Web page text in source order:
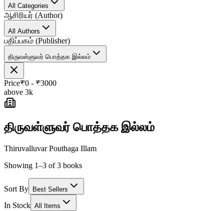
All Categories
ஆசிரியர் (Author)
All Authors
பதிப்பகம் (Publisher)
திருவள்ளுவர் பொத்தக இல்லம்
Price₹0 - ₹3000
above 3k
திருவள்ளுவர் பொத்தக இல்லம்
Thiruvalluvar Pouthaga Illam
Showing 1–3 of 3 books
Sort By Best Sellers
In Stock All Items